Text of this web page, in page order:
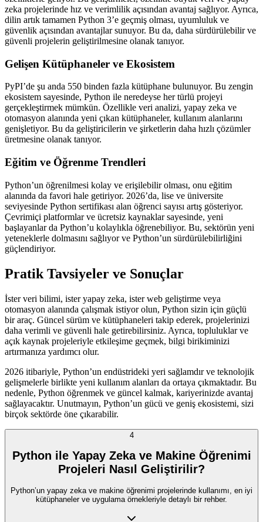
zeka projelerinde hız ve verimlilik açısından avantaj sağlıyor. Ayrıca,
dilin artık tamamen Python 3’e geçmiş olması, uyumluluk ve
güvenlik açısından avantajlar sunuyor. Bu da, daha sürdürülebilir ve
güvenli projelerin geliştirilmesine olanak tanıyor.
Gelişen Kütüphaneler ve Ekosistem
PyPI’de şu anda 550 binden fazla kütüphane bulunuyor. Bu zengin
ekosistem sayesinde, Python ile neredeyse her türlü projeyi
gerçekleştirmek mümkün. Özellikle veri analizi, yapay zeka ve
otomasyon alanında yeni çıkan kütüphaneler, kullanım alanlarını
genişletiyor. Bu da geliştiricilerin ve şirketlerin daha hızlı çözümler
üretmesine olanak tanıyor.
Eğitim ve Öğrenme Trendleri
Python’un öğrenilmesi kolay ve erişilebilir olması, onu eğitim
alanında da favori hale getiriyor. 2026’da, lise ve üniversite
seviyesinde Python sertifikası alan öğrenci sayısı artış gösteriyor.
Çevrimiçi platformlar ve ücretsiz kaynaklar sayesinde, yeni
başlayanlar da Python’u kolaylıkla öğrenebiliyor. Bu, sektörün yeni
yeteneklerle dolmasını sağlıyor ve Python’un sürdürülebilirliğini
güçlendiriyor.
Pratik Tavsiyeler ve Sonuçlar
İster veri bilimi, ister yapay zeka, ister web geliştirme veya
otomasyon alanında çalışmak istiyor olun, Python sizin için güçlü
bir araç. Güncel sürüm ve kütüphaneleri takip ederek, projelerinizi
daha verimli ve güvenli hale getirebilirsiniz. Ayrıca, topluluklar ve
açık kaynak projeleriyle etkileşime geçmek, bilgi birikiminizi
artırmanıza yardımcı olur.
2026 itibariyle, Python’un endüstrideki yeri sağlamdır ve teknolojik
gelişmelerle birlikte yeni kullanım alanları da ortaya çıkmaktadır. Bu
nedenle, Python öğrenmek ve güncel kalmak, kariyerinizde avantaj
sağlayacaktır. Unutmayın, Python’un gücü ve geniş ekosistemi, sizi
birçok sektörde öne çıkarabilir.
4
Python ile Yapay Zeka ve Makine Öğrenimi
Projeleri Nasıl Geliştirilir?
Python’un yapay zeka ve makine öğrenimi projelerinde kullanımı, en iyi
kütüphaneler ve uygulama örnekleriyle detaylı bir rehber.